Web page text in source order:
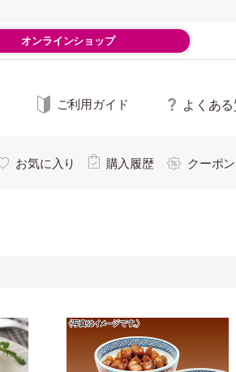
オンラインショップ
ご利用ガイド よくあ
お気に入り 購入履歴 クーポン